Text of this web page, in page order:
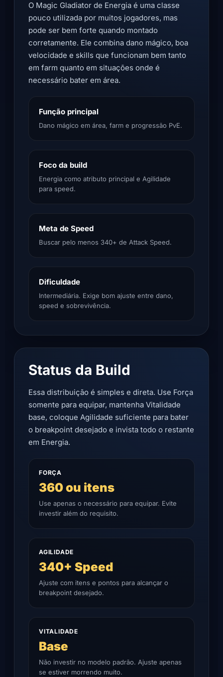
O Magic Gladiator de Energia é uma classe
pouco utilizada por muitos jogadores, mas
pode ser bem forte quando montado
corretamente. Ele combina dano mágico, boa
velocidade e skills que funcionam bem tanto
em farm quanto em situações onde é
necessário bater em área.
Função principal
Dano mágico em área, farm e progressão PvE.
Foco da build
Energia como atributo principal e Agilidade
para speed.
Meta de Speed
Buscar pelo menos 340+ de Attack Speed.
Dificuldade
Intermediária. Exige bom ajuste entre dano,
speed e sobrevivência.
Status da Build
Essa distribuição é simples e direta. Use Força
somente para equipar, mantenha Vitalidade
base, coloque Agilidade suficiente para bater
o breakpoint desejado e invista todo o restante
em Energia.
FORÇA
360 ou itens
Use apenas o necessário para equipar. Evite
investir além do requisito.
AGILIDADE
340+ Speed
Ajuste com itens e pontos para alcançar o
breakpoint desejado.
VITALIDADE
Base
Não investir no modelo padrão. Ajuste apenas
se estiver morrendo muito.